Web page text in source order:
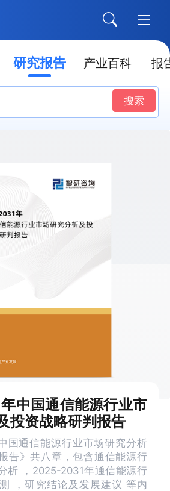
研究报告 产业百科 报
搜索
中国通信能源行业市
投资战略研判报告
国通信能源行业市场研究分析
告》共八章，包含通信能源行
析 ，2025-2031年通信能源行
，研究结论及发展建议 等内